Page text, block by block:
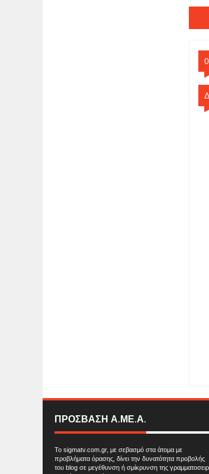
ΠΡΟΣΒΑΣΗ Α.ΜΕ.Α.
Το sigmatv.com.gr, με σεβασμό στα άτομα με
προβλήματα όρασης, δίνει την δυνατότητα προβολής
του blog σε μεγέθυνση ή σμίκρυνση της